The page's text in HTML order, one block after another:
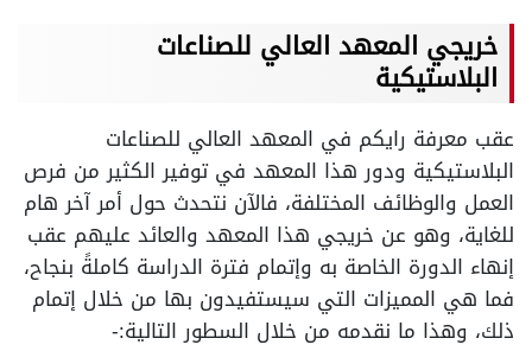
خريجي المعهد العالي للصناعات
البلاستيكية
عقب معرفة رايكم في المعهد العالي للصناعات
البلاستيكية ودور هذا المعهد في توفير الكثير من فرص
العمل والوظائف المختلفة، فالآن نتحدث حول أمر آخر هام
للغاية، وهو عن خريجي هذا المعهد والعائد عليهم عقب
إنهاء الدورة الخاصة به وإتمام فترة الدراسة كاملةً بنجاح،
فما هي المميزات التي سيستفيدون بها من خلال إتمام
ذلك، وهذا ما نقدمه من خلال السطور التالية:-